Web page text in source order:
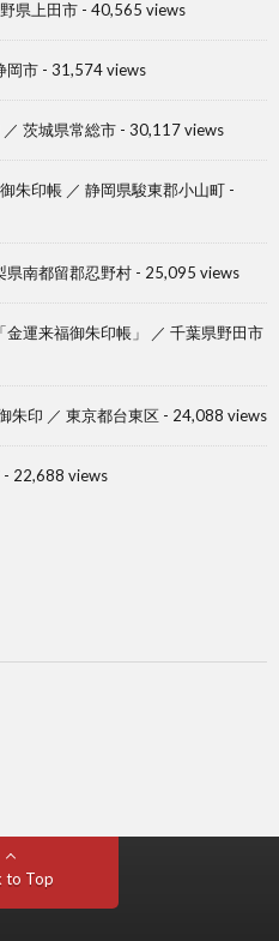
県上田市 - 40,565 views
岡市 - 31,574 views
茨城県常総市 - 30,117 views
朱印帳 ／ 静岡県駿東郡小山町 -
県南都留郡忍野村 - 25,095 views
運来福御朱印帳」 ／ 千葉県野田市
朱印 ／ 東京都台東区 - 24,088 views
- 22,688 views
to Top